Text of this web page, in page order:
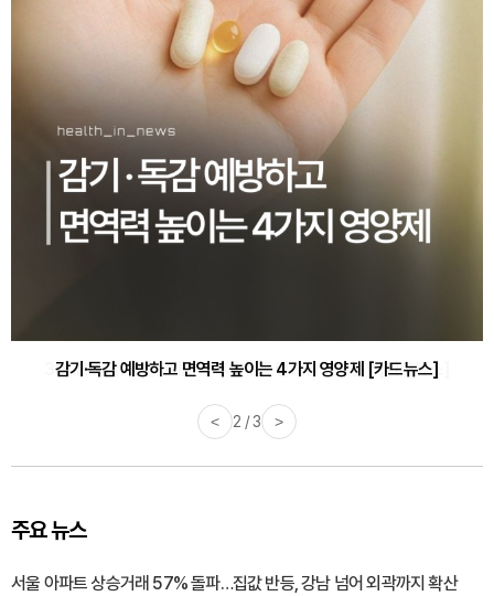
감기·독감 예방하고 면역력 높이는 4가지 영양제 [카드뉴스]
< 3 / 3 >
주요 뉴스
서울 아파트 상승거래 57% 돌파…집값 반등, 강남 넘어 외곽까지 확산